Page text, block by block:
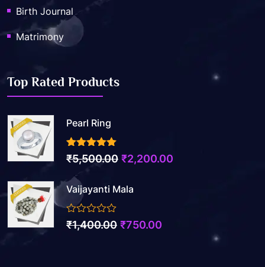
Birth Journal
Matrimony
Top Rated Products
Pearl Ring
3.50out of 5
₹5,500.00 Original
was:
₹2,200.00
Vaijayanti Mala
0
out
₹1,400.00 Original
₹750.00